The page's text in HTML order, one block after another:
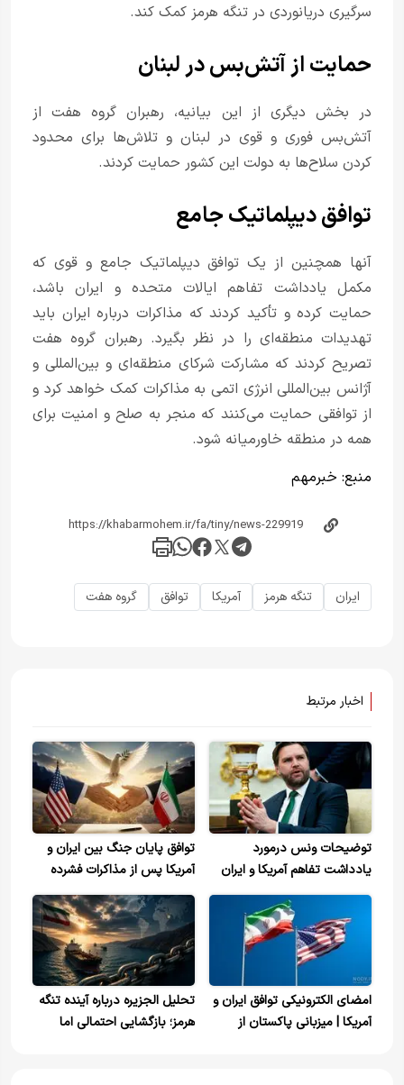
سرگیری دریانوردی در تنگه هرمز کمک کند.
حمایت از آتش‌بس در لبنان
در بخش دیگری از این بیانیه، رهبران گروه هفت از
آتش‌بس فوری و قوی در لبنان و تلاش‌ها برای محدود
کردن سلاح‌ها به دولت این کشور حمایت کردند.
توافق دیپلماتیک جامع
آنها همچنین از یک توافق دیپلماتیک جامع و قوی که
مکمل یادداشت تفاهم ایالات متحده و ایران باشد،
حمایت کرده و تأکید کردند که مذاکرات درباره ایران باید
تهدیدات منطقه‌ای را در نظر بگیرد. رهبران گروه هفت
تصریح کردند که مشارکت شرکای منطقه‌ای و بین‌المللی و
آژانس بین‌المللی انرژی اتمی به مذاکرات کمک خواهد کرد و
از توافقی حمایت می‌کنند که منجر به صلح و امنیت برای
همه در منطقه خاورمیانه شود.
منبع: خبر‌مهم
ایران تنگه هرمز آمریکا توافق گروه هفت
اخبار مرتبط
توضیحات ونس درمورد
یادداشت تفاهم آمریکا و ایران
توافق پایان جنگ بین ایران و
آمریکا پس از مذاکرات فشرده
چند ماهه
امضای الکترونیکی توافق ایران و
آمریکا | میزبانی پاکستان از
تحلیل الجزیره درباره آینده تنگه
هرمز؛ بازگشایی احتمالی اما